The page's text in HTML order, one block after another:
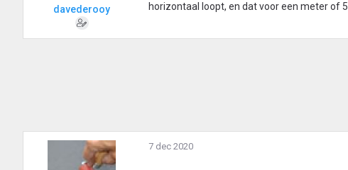
davederooy
horizontaal loopt, en dat voor een meter of 5.
7 dec 2020